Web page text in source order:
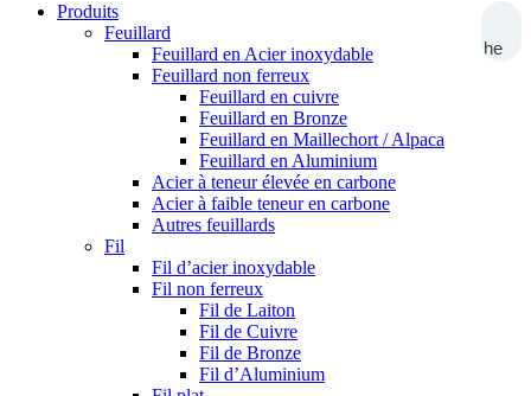
Recherche
Produits
Feuillard
Feuillard en Acier inoxydable
Feuillard non ferreux
Feuillard en cuivre
Feuillard en Bronze
Feuillard en Maillechort / Alpaca
Feuillard en Aluminium
Acier à teneur élevée en carbone
Acier à faible teneur en carbone
Autres feuillards
Fil
Fil d’acier inoxydable
Fil non ferreux
Fil de Laiton
Fil de Cuivre
Fil de Bronze
Fil d’Aluminium